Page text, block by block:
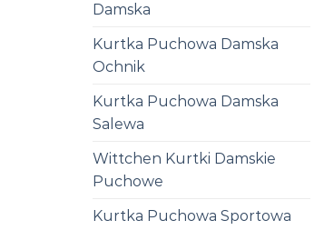
Damska
Kurtka Puchowa Damska
Ochnik
Kurtka Puchowa Damska
Salewa
Wittchen Kurtki Damskie
Puchowe
Kurtka Puchowa Sportowa